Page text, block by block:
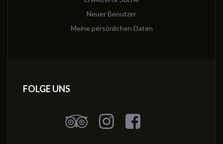
Neuer Benutzer
Meine persönlichen Daten
FOLGE UNS